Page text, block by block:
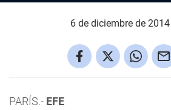
6 de diciembre de
PARÍS.- EFE